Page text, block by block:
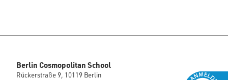
Berlin Cosmopolitan School
Rückerstraße 9, 10119 Berlin